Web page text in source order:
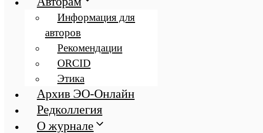
Информация для
авторов
Рекомендации
ORCID
Этика
Архив ЭО-Онлайн
Редколлегия
О журнале